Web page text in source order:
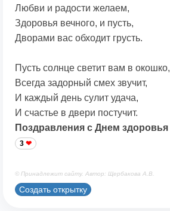
Любви и радости желаем,
Здоровья вечного, и пусть,
Дворами вас обходит грусть.
Пусть солнце светит вам в окошко,
Всегда задорный смех звучит,
И каждый день сулит удача,
И счастье в двери постучит.
Поздравления с Днем здоровья
3
© Принадлежит сайту. Автор: Щербакова А.В.
Создать открытку